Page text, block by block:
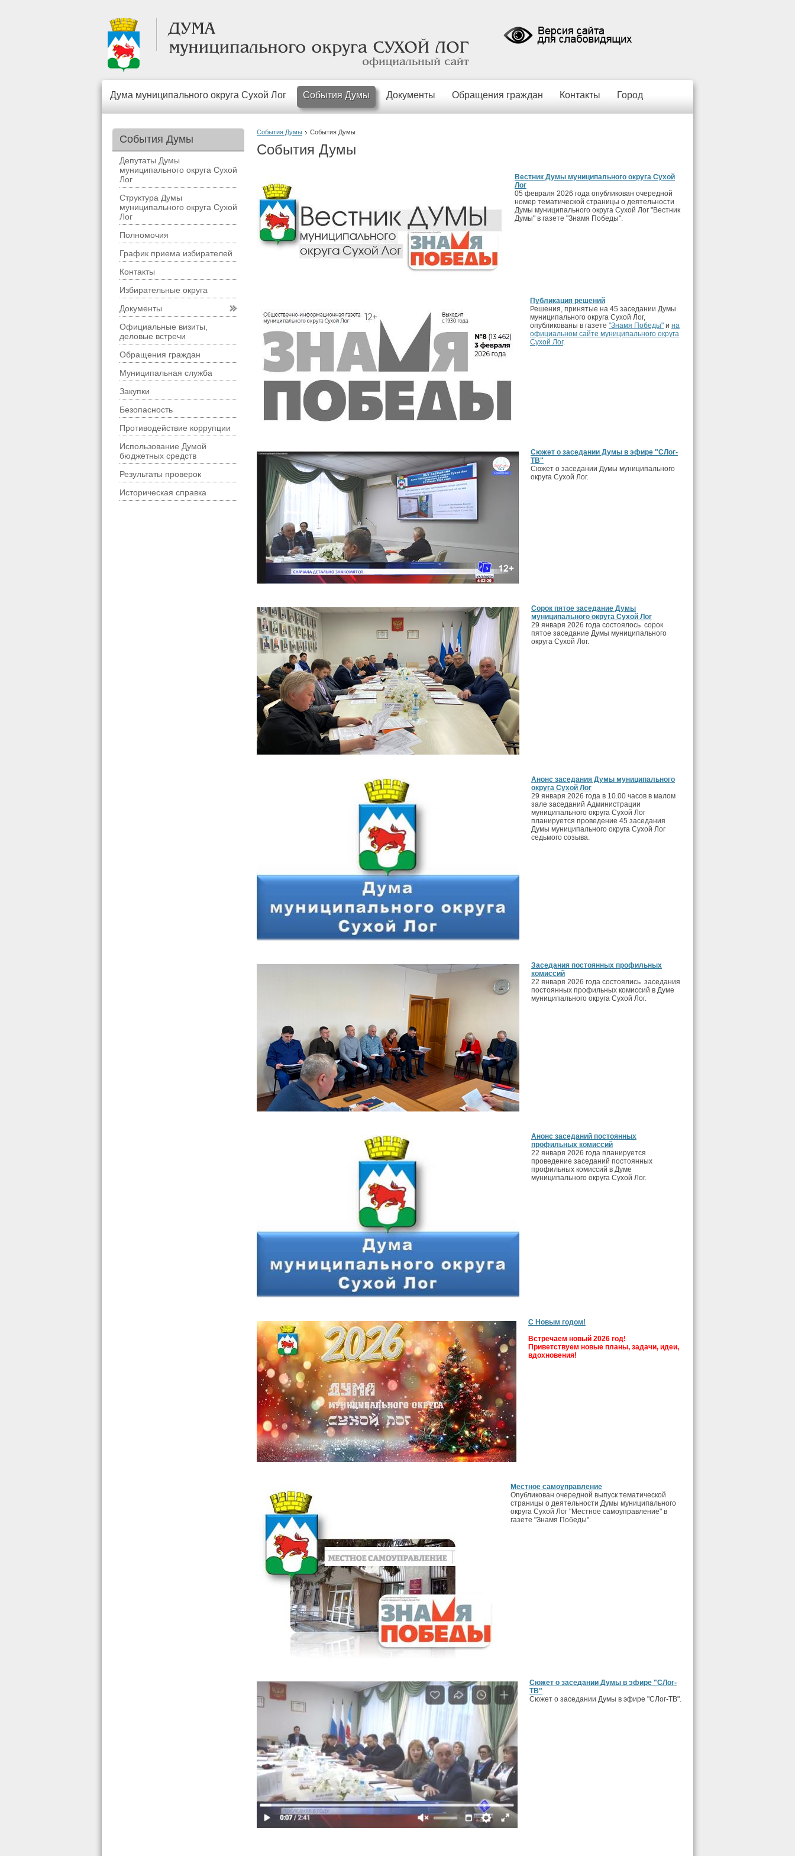
Дума муниципального округа Сухой Лог События Думы Документы Обращения граждан Контакты Город
События Думы События Думы
События Думы
Вестник Думы муниципального округа Сухой
Лог
05 февраля 2026 года опубликован очередной
номер тематической страницы о деятельности
Думы муниципального округа Сухой Лог "Вестник
Думы" в газете "Знамя Победы".
Публикация решений
Решения, принятые на 45 заседании Думы
муниципального округа Сухой Лог,
опубликованы в газете "Знамя Победы" и на
официальном сайте муниципального округа
Сухой Лог.
Сюжет о заседании Думы в эфире "СЛог-
ТВ"
Сюжет о заседании Думы муниципального
округа Сухой Лог.
Сорок пятое заседание Думы
муниципального округа Сухой Лог
29 января 2026 года состоялось сорок
пятое заседание Думы муниципального
округа Сухой Лог.
Анонс заседания Думы муниципального
округа Сухой Лог
29 января 2026 года в 10.00 часов в малом
зале заседаний Администрации
муниципального округа Сухой Лог
планируется проведение 45 заседания
Думы муниципального округа Сухой Лог
седьмого созыва.
Заседания постоянных профильных
комиссий
22 января 2026 года состоялись заседания
постоянных профильных комиссий в Думе
муниципального округа Сухой Лог.
Анонс заседаний постоянных
профильных комиссий
22 января 2026 года планируется
проведение заседаний постоянных
профильных комиссий в Думе
муниципального округа Сухой Лог.
С Новым годом!
Встречаем новый 2026 год!
Приветствуем новые планы, задачи, идеи,
вдохновения!
Местное самоуправление
Опубликован очередной выпуск тематической
страницы о деятельности Думы муниципального
округа Сухой Лог "Местное самоуправление" в
газете "Знамя Победы".
Сюжет о заседании Думы в эфире "СЛог-
ТВ"
Сюжет о заседании Думы в эфире "СЛог-ТВ".
События Думы
Депутаты Думы
муниципального округа Сухой
Лог
Структура Думы
муниципального округа Сухой
Лог
Полномочия
График приема избирателей
Контакты
Избирательные округа
Документы
Официальные визиты,
деловые встречи
Обращения граждан
Муниципальная служба
Закупки
Безопасность
Противодействие коррупции
Использование Думой
бюджетных средств
Результаты проверок
Историческая справка